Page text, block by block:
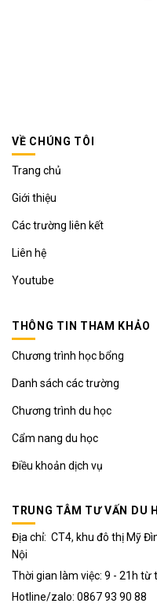
VỀ CHÚNG TÔI
Trang chủ
Giới thiệu
Các trường liên kết
Liên hệ
Youtube
THÔNG TIN THAM KHẢO
Chương trình học bổng
Danh sách các trường
Chương trình du học
Cẩm nang du học
Điều khoản dịch vụ
TRUNG TÂM TƯ VẤN DU
Địa chỉ: CT4, khu đô thị Mỹ
Nội
Thời gian làm việc: 9 - 21h từ
Hotline/zalo: 0867 93 90 88